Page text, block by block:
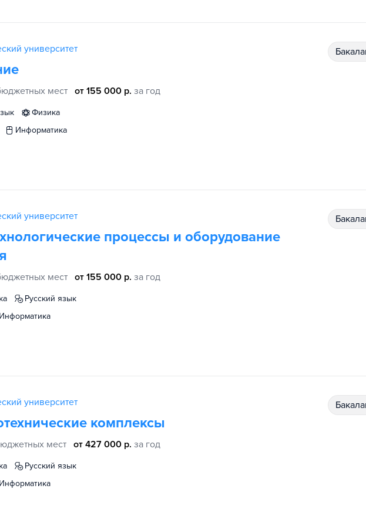
университет
мест от 155 000 р. за год
физика
информатика
университет
процессы и оборудование
мест от 155 000 р. за год
русский язык
информатика
университет
комплексы
мест от 427 000 р. за год
русский язык
информатика